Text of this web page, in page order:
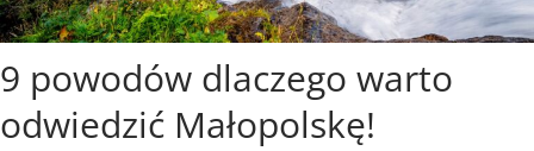
9 powodów dlaczego warto
odwiedzić Małopolskę!